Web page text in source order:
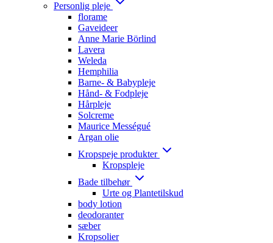
Personlig pleje
florame
Gaveideer
Anne Marie Börlind
Lavera
Weleda
Hemphilia
Barne- & Babypleje
Hånd- & Fodpleje
Hårpleje
Solcreme
Maurice Mességué
Argan olie
Kropspeje produkter
Kropspleje
Bade tilbehør
Urte og Plantetilskud
body lotion
deodoranter
sæber
Kropsolier